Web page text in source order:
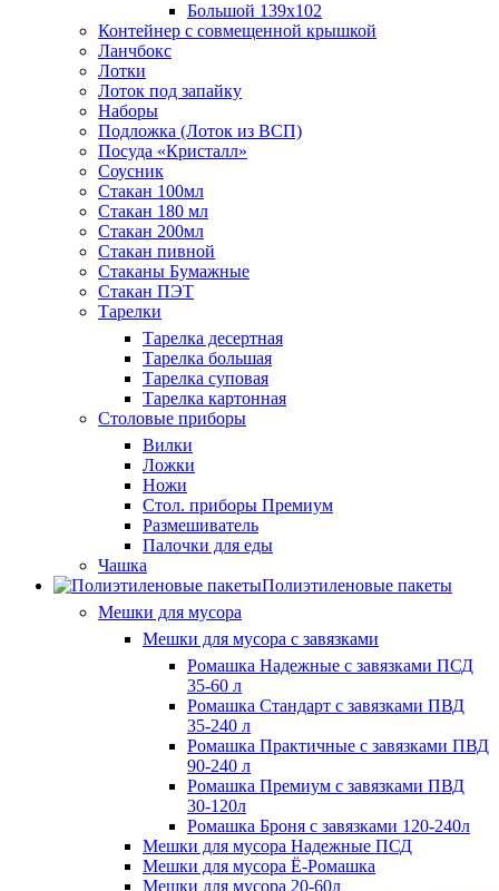
Большой 139х102
Контейнер с совмещенной крышкой
Ланчбокс
Лотки
Лоток под запайку
Наборы
Подложка (Лоток из ВСП)
Посуда «Кристалл»
Соусник
Стакан 100мл
Стакан 180 мл
Стакан 200мл
Стакан пивной
Стаканы Бумажные
Стакан ПЭТ
Тарелки
Тарелка десертная
Тарелка большая
Тарелка суповая
Тарелка картонная
Столовые приборы
Вилки
Ложки
Ножи
Стол. приборы Премиум
Размешиватель
Палочки для еды
Чашка
Полиэтиленовые пакеты
Мешки для мусора
Мешки для мусора с завязками
Ромашка Надежные с завязками ПСД
35-60 л
Ромашка Стандарт с завязками ПВД
35-240 л
Ромашка Практичные с завязками ПВД
90-240 л
Ромашка Премиум с завязками ПВД
30-120л
Ромашка Броня с завязками 120-240л
Мешки для мусора Надежные ПСД
Мешки для мусора Ё-Ромашка
Мешки для мусора 20-60л